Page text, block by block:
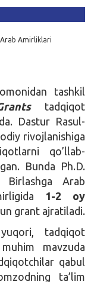
Amirliklari
tashkil
tadqiqot
Dastur Rasul-
rivojlanishiga
qo’llab-
Bunda Ph.D.
Birlashga Arab
1-2 oy
grant ajratiladi.
tadqiqot
mavzuda
qabul
ta’lim